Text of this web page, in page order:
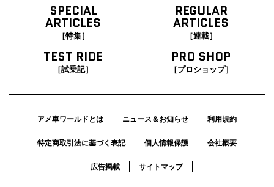
SPECIAL
ARTICLES
［特集］
REGULAR
ARTICLES
［連載］
TEST RIDE
［試乗記］
PRO SHOP
［プロショップ］
アメ車ワールドとは ニュース＆お知らせ 利用規約
特定商取引法に基づく表記 個人情報保護 会社概要
広告掲載 サイトマップ